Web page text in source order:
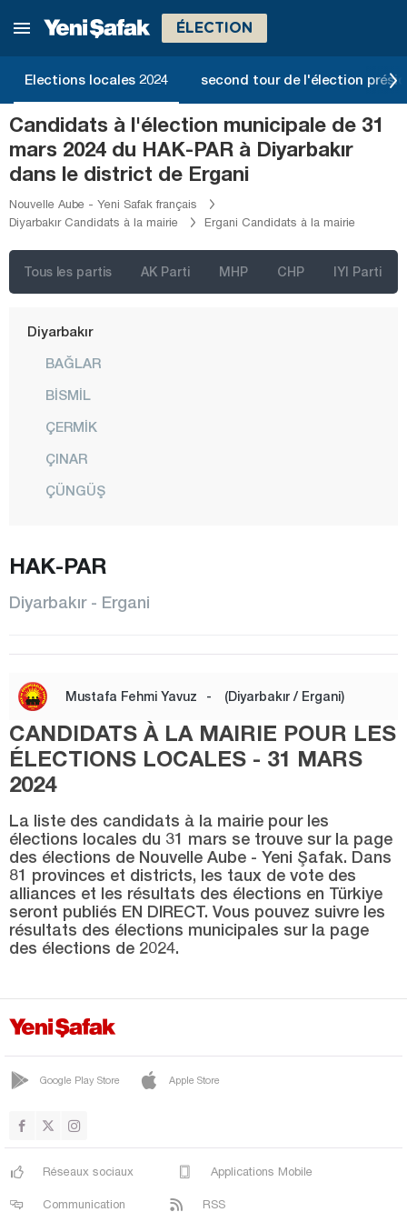
ÉLECTION
Elections locales 2024 second tour de l'élection
Candidats à l'élection municipale de 31
mars 2024 du HAK-PAR à Diyarbakır
dans le district de Ergani
Nouvelle Aube - Yeni Safak français
Diyarbakır Candidats à la mairie
Ergani Candidats à la mairie
Tous les partis AK Parti MHP CHP IYI Parti
Bingöl
Bolu
Burdur
Bursa
Çanakkale
Çankırı
Denizli
Diyarbakır
BAĞLAR
BİSMİL
ÇERMİK
ÇINAR
ÇÜNGÜŞ
ERGANİ
HAZRO
KAYAPINAR
KULP
LİCE
SİLVAN
SUR
YENİŞEHİR
Düzce
Edirne
Erzurum
Giresun
Gümüşhane
Hakkari
HAK-PAR
Diyarbakır - Ergani
Mustafa Fehmi Yavuz - (Diyarbakır / Ergani)
CANDIDATS À LA MAIRIE POUR LES
ÉLECTIONS LOCALES - 31 MARS
2024
La liste des candidats à la mairie pour les
élections locales du 31 mars se trouve sur la page
des élections de Nouvelle Aube - Yeni Şafak. Dans
81 provinces et districts, les taux de vote des
alliances et les résultats des élections en Türkiye
seront publiés EN DIRECT. Vous pouvez suivre les
résultats des élections municipales sur la page
des élections de 2024.
Google Play Store Apple Store
Réseaux sociaux Applications Mobile
Communication RSS